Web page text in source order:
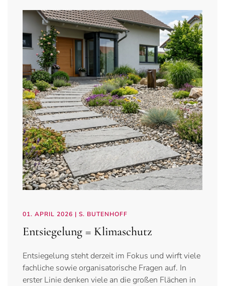
01. APRIL 2026 | S. BUTENHOFF
Entsiegelung = Klimaschutz
Entsiegelung steht derzeit im Fokus und wirft viele
fachliche sowie organisatorische Fragen auf. In
erster Linie denken viele an die großen Flächen in